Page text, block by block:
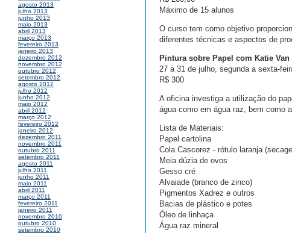
agosto 2013
julho 2013
junho 2013
maio 2013
abril 2013
março 2013
fevereiro 2013
janeiro 2013
dezembro 2012
novembro 2012
outubro 2012
setembro 2012
agosto 2012
julho 2012
junho 2012
maio 2012
abril 2012
março 2012
fevereiro 2012
janeiro 2012
dezembro 2011
novembro 2011
outubro 2011
setembro 2011
agosto 2011
julho 2011
junho 2011
maio 2011
abril 2011
março 2011
fevereiro 2011
janeiro 2011
novembro 2010
outubro 2010
setembro 2010
Máximo de 15 alunos
O curso tem como objetivo
diferentes técnicas e aspectos de
Pintura sobre Papel com Katie
27 a 31 de julho, segunda a sexta-
R$ 300
A oficina investiga a utilização do
água como em água raz, bem como
Lista de Materiais:
Papel cartolina
Cola Cascorez - rótulo laranja
Meia dúzia de ovos
Gesso cré
Alvaiade (branco de zinco)
Pigmentos Xadrez e outros
Bacias de plástico e potes
Óleo de linhaça
Água raz mineral